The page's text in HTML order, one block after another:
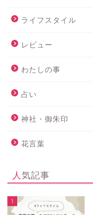
ライフスタイル
レビュー
わたしの事
占い
神社・御朱印
花言葉
人気記事
1